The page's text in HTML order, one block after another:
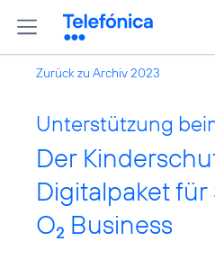
Zurück zu Archiv 2023
Unterstützung
Der
Digitalpaket
O2 Business